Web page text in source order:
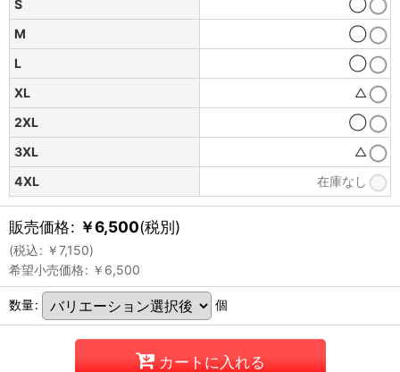
S
◯
M
◯
L
◯
XL
△
2XL
◯
3XL
△
4XL
在庫なし
販売価格: ￥6,500(税別)
(税込: ￥7,150)
希望小売価格: ￥ 6,500
数量: 個
カートに入れる